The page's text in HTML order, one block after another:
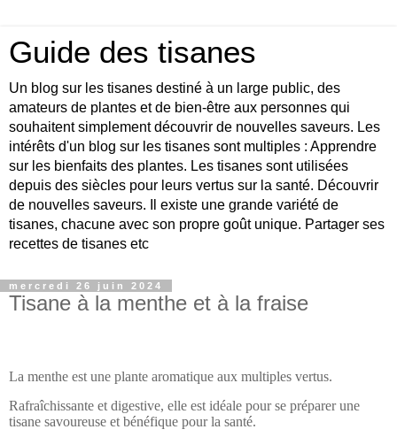
Guide des tisanes
Un blog sur les tisanes destiné à un large public, des
amateurs de plantes et de bien-être aux personnes qui
souhaitent simplement découvrir de nouvelles saveurs. Les
intérêts d'un blog sur les tisanes sont multiples : Apprendre
sur les bienfaits des plantes. Les tisanes sont utilisées
depuis des siècles pour leurs vertus sur la santé. Découvrir
de nouvelles saveurs. Il existe une grande variété de
tisanes, chacune avec son propre goût unique. Partager ses
recettes de tisanes etc
mercredi 26 juin 2024
Tisane à la menthe et à la fraise
La menthe est une plante aromatique aux multiples vertus.
Rafraîchissante et digestive, elle est idéale pour se préparer une
tisane savoureuse et bénéfique pour la santé.